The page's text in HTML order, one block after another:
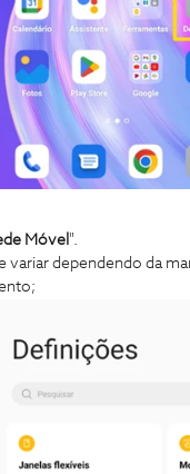
Móvel ".
variar dependendo da